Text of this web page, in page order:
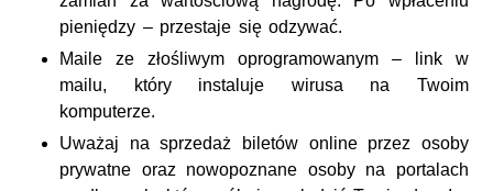
pieniędzy – przestaje się odzywać.
Maile ze złośliwym oprogramowanym – link w
mailu, który instaluje wirusa na Twoim
komputerze.
Uważaj na sprzedaż biletów online przez osoby
prywatne oraz nowopoznane osoby na portalach